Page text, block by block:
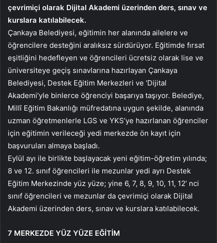
çevrimiçi olarak Dijital Akademi üzerinden ders, sınav ve
kurslara katılabilecek.
Çankaya Belediyesi, eğitimin her alanında ailelere ve
öğrencilere desteğini aralıksız sürdürüyor. Eğitimde fırsat
eşitliğini hedefleyen ve öğrencileri ücretsiz olarak lise ve
üniversiteye geçiş sınavlarına hazırlayan Çankaya
Belediyesi, Destek Eğitim Merkezleri ve ‘Dijital
Akademi’yle binlerce öğrenciyi başarıya taşıyor. Belediye,
Millî Eğitim Bakanlığı müfredatına uygun şekilde, alanında
uzman öğretmenlerle LGS ve YKS’ye hazırlanan öğrenciler
için eğitimin verileceği yedi merkezde ön kayıt için
başvuruları almaya başladı.
Eylül ayı ile birlikte başlayacak yeni eğitim-öğretim yılında;
8 ve 12. sınıf öğrencileri ile mezunlar yedi ayrı Destek
Eğitim Merkezinde yüz yüze; yine 6, 7, 8, 9, 10, 11, 12’ nci
sınıf öğrencileri ve mezunlar da çevrimiçi olarak Dijital
Akademi üzerinden ders, sınav ve kurslara katılabilecek.
7 MERKEZDE YÜZ YÜZE EĞİTİM